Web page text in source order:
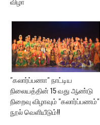
"கலார்ப்பணா" நாட்டிய
நிலையத்தின் 15 வது ஆண்டு
நிறைவு விழாவும் "கலார்ப்பணம்"
நூல் வெளியீடும்!!